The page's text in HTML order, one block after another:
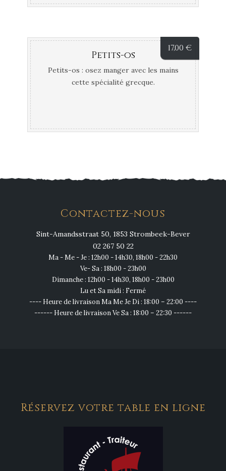
17,00 €
Petits-os
Petits-os : osez manger avec les mains
cette spécialité grecque.
Contactez-nous
Sint-Amandsstraat 50, 1853 Strombeek-Bever
02 267 50 22
Ma - Me - Je : 12h00 - 14h30, 18h00 - 22h30
Ve- Sa : 18h00 - 23h00
Dimanche : 12h00 - 14h30, 18h00 - 23h00
Lu et Sa midi : Fermé
---- Heure de livraison Ma Me Je Di : 18:00 – 22:00 ----
------ Heure de livraison Ve Sa : 18:00 – 22:30 ------
Réservez votre table en ligne